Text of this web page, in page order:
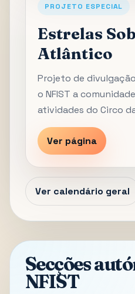
PROJETO ESPECIAL
Estrelas
Atlântico
Projeto de
o NFIST a
atividades do Circo
Ver página
Ver calendário geral
Secções
NFIST